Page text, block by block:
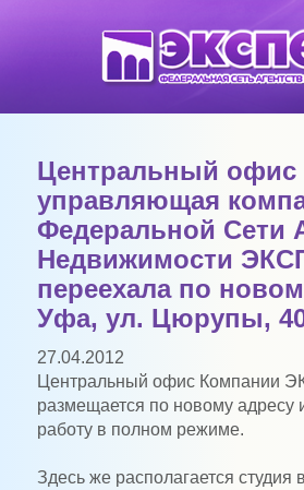
Центральный офис
управляющая
Федеральной Сети
Недвижимости
переехала по
Уфа, ул. Цюрупы,
27.04.2012
Центральный офис Компании
размещается по новому адресу
работу в полном режиме.
Здесь же располагается студия